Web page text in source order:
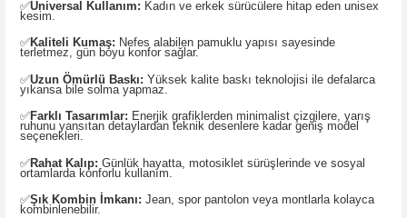
✅Universal Kullanım: Kadın ve erkek sürücülere hitap eden unisex
kesim.
✅Kaliteli Kumaş: Nefes alabilen pamuklu yapısı sayesinde
terletmez, gün boyu konfor sağlar.
✅Uzun Ömürlü Baskı: Yüksek kalite baskı teknolojisi ile defalarca
yıkansa bile solma yapmaz.
✅Farklı Tasarımlar: Enerjik grafiklerden minimalist çizgilere, yarış
ruhunu yansıtan detaylardan teknik desenlere kadar geniş model
seçenekleri.
✅Rahat Kalıp: Günlük hayatta, motosiklet sürüşlerinde ve sosyal
ortamlarda konforlu kullanım.
✅Şık Kombin İmkanı: Jean, spor pantolon veya montlarla kolayca
kombinlenebilir.